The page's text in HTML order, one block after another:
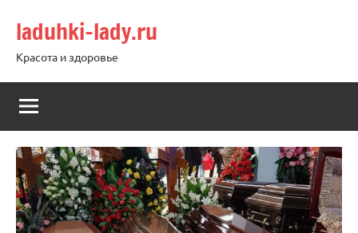
содержимому
laduhki-lady.ru
Красота и здоровье